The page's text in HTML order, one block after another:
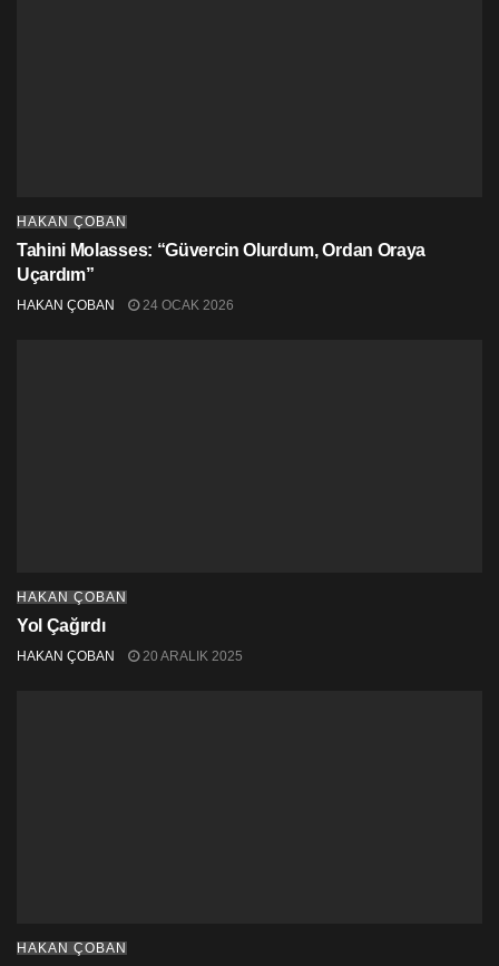
HAKAN ÇOBAN
Tahini Molasses: “Güvercin Olurdum, Ordan Oraya
Uçardım”
HAKAN ÇOBAN 24 OCAK 2026
HAKAN ÇOBAN
Yol Çağırdı
HAKAN ÇOBAN 20 ARALIK 2025
HAKAN ÇOBAN